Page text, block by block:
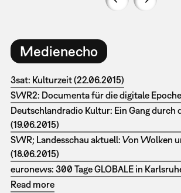
Medienecho
3sat: Kulturzeit (22.06.2015)
SWR2: Documenta für die digitale Epoche
Deutschlandradio Kultur: Ein Gang durch
(19.06.2015)
SWR; Landesschau aktuell: Von Wolken
(18.06.2015)
euronews: 300 Tage GLOBALE in
Read more